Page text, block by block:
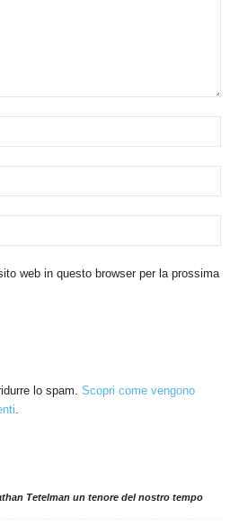
web in questo browser per la prossima
lo spam. Scopri come vengono
.
Tetelman un tenore del nostro tempo